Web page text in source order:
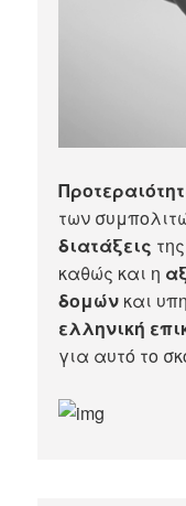
των
διατάξεις
καθώς και η
δομών και
ελληνική
για αυτό το